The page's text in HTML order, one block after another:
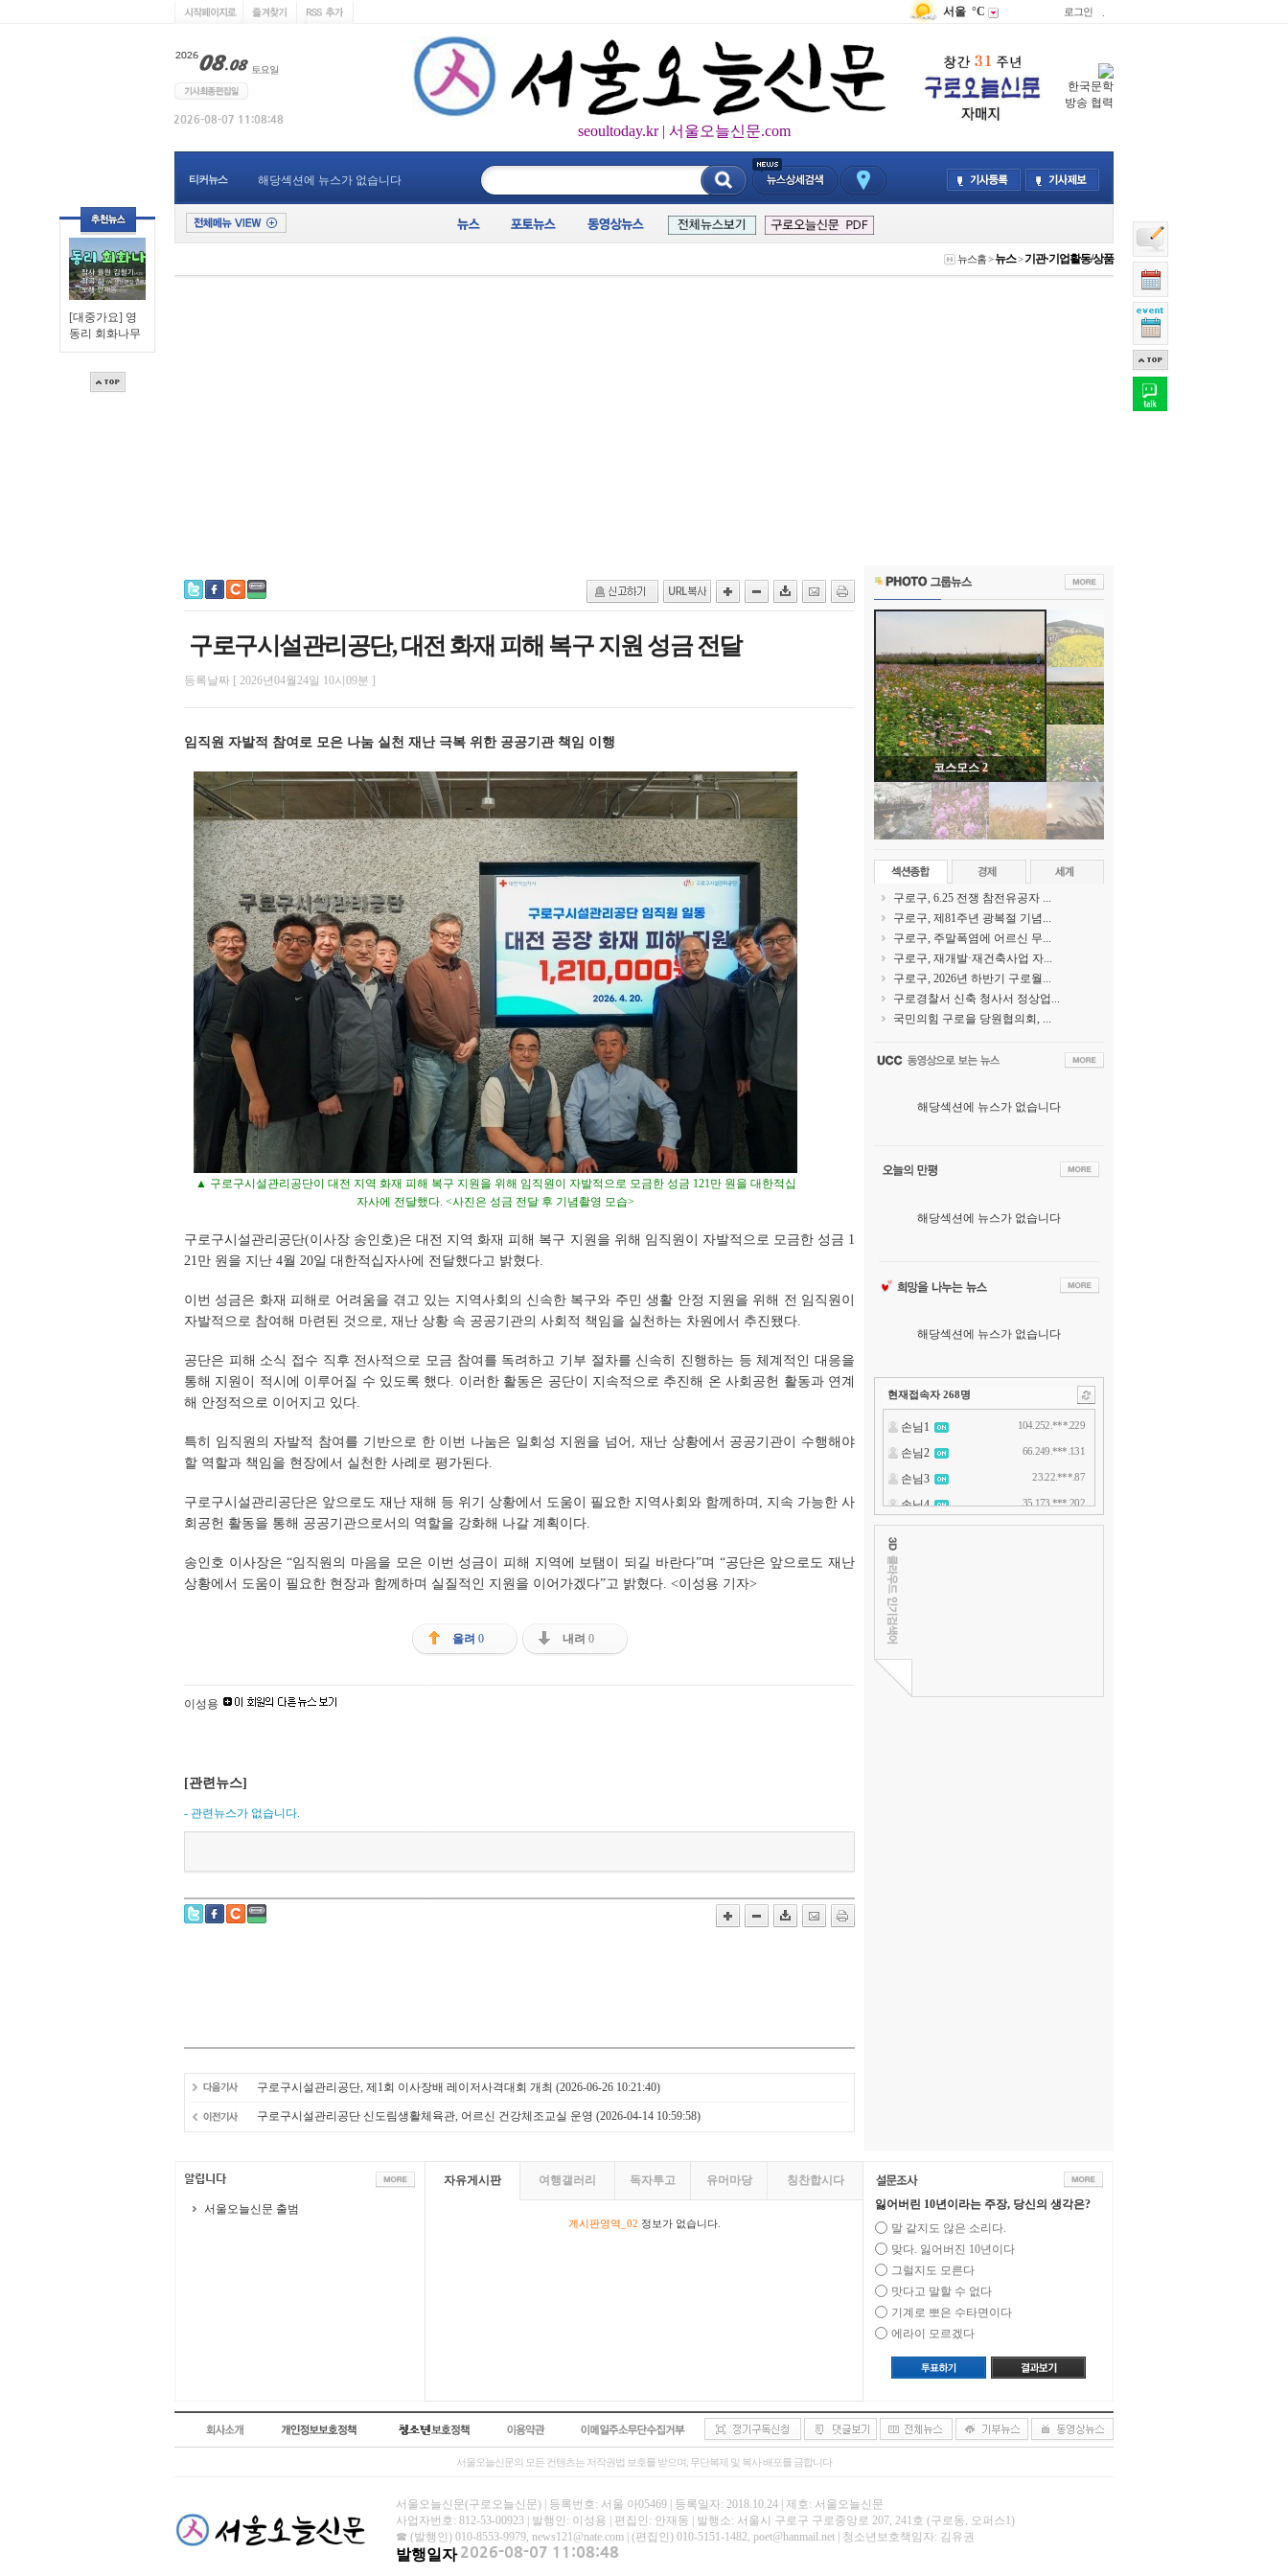
[대중가요] 영
동리 회화나무
서울 °C 로그인
seoultoday.kr | 서울오늘신문.com
한국문학
방송 협력
티커뉴스 해당섹션에 뉴스가 없습니다
뉴스홈>뉴스>기관·기업활동/상품
구로구시설관리공단, 대전 화재 피해 복구 지원 성금 전달
등록날짜 [ 2026년04월24일 10시09분 ]
임직원 자발적 참여로 모은 나눔 실천 재난 극복 위한 공공기관 책임 이행
▲ 구로구시설관리공단이 대전 지역 화재 피해 복구 지원을 위해 임직원이 자발적으로 모금한 성금 121만 원을 대한적십
자사에 전달했다. <사진은 성금 전달 후 기념촬영 모습>
구로구시설관리공단(이사장 송인호)은 대전 지역 화재 피해 복구 지원을 위해 임직원이 자발적으로 모금한 성금 1
21만 원을 지난 4월 20일 대한적십자사에 전달했다고 밝혔다.
이번 성금은 화재 피해로 어려움을 겪고 있는 지역사회의 신속한 복구와 주민 생활 안정 지원을 위해 전 임직원이
자발적으로 참여해 마련된 것으로, 재난 상황 속 공공기관의 사회적 책임을 실천하는 차원에서 추진됐다.
공단은 피해 소식 접수 직후 전사적으로 모금 참여를 독려하고 기부 절차를 신속히 진행하는 등 체계적인 대응을
통해 지원이 적시에 이루어질 수 있도록 했다. 이러한 활동은 공단이 지속적으로 추진해 온 사회공헌 활동과 연계
해 안정적으로 이어지고 있다.
특히 임직원의 자발적 참여를 기반으로 한 이번 나눔은 일회성 지원을 넘어, 재난 상황에서 공공기관이 수행해야
할 역할과 책임을 현장에서 실천한 사례로 평가된다.
구로구시설관리공단은 앞으로도 재난 재해 등 위기 상황에서 도움이 필요한 지역사회와 함께하며, 지속 가능한 사
회공헌 활동을 통해 공공기관으로서의 역할을 강화해 나갈 계획이다.
송인호 이사장은 “임직원의 마음을 모은 이번 성금이 피해 지역에 보탬이 되길 바란다”며 “공단은 앞으로도 재난
상황에서 도움이 필요한 현장과 함께하며 실질적인 지원을 이어가겠다”고 밝혔다. <이성용 기자>
올려 0 내려 0
이성용
[관련뉴스]
- 관련뉴스가 없습니다.
구로구시설관리공단, 제1회 이사장배 레이저사격대회 개최 (2026-06-26 10:21:40)
구로구시설관리공단 신도림생활체육관, 어르신 건강체조교실 운영 (2026-04-14 10:59:58)
코스모스 1
구로구, 6.25 전쟁 참전유공자 ...
구로구, 제81주년 광복절 기념...
구로구, 주말폭염에 어르신 무...
구로구, 재개발·재건축사업 자...
구로구, 2026년 하반기 구로월...
구로경찰서 신축 청사서 정상업...
국민의힘 구로을 당원협의회, ...
해당섹션에 뉴스가 없습니다
해당섹션에 뉴스가 없습니다
해당섹션에 뉴스가 없습니다
현재접속자 268명
서울오늘신문 출범
자유게시판 여행갤러리 독자투고 유머마당 칭찬합시다
게시판영역_02 정보가 없습니다.
잃어버린 10년이라는 주장, 당신의 생각은?
말 같지도 않은 소리다.
맞다. 잃어버진 10년이다
그럴지도 모른다
맛다고 말할 수 없다
기계로 뽀은 수타면이다
에라이 모르겠다
서울오늘신문의 모든 컨텐츠는 저작권법 보호를 받으며, 무단복제 및 복사 배포를 금합니다
서울오늘신문(구로오늘신문) | 등록번호: 서울 아05469 | 등록일자: 2018.10.24 | 제호: 서울오늘신문
사업자번호: 812-53-00923 | 발행인: 이성용 | 편집인: 안재동 | 발행소: 서울시 구로구 구로중앙로 207, 241호 (구로동, 오퍼스1)
☎ (발행인) 010-8553-9979, news121@nate.com | (편집인) 010-5151-1482, poet@hanmail.net | 청소년보호책임자: 김유권
발행일자